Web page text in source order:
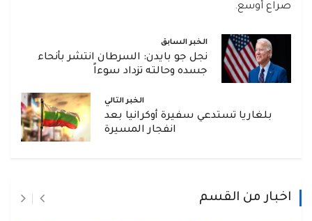
صراع أوسع.
الخبر السابق
نجل جو بايدن: السرطان انتشر بأنحاء
جسده وحالته تزداد سوءاً
الخبر التالي
بلغاريا تستدعي سفيرة أوكرانيا بعد
انفجار المسيرة
اخبار من القسم